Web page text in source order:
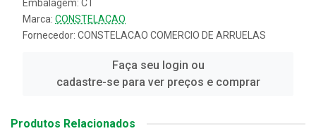
Embalagem: CT
Marca: CONSTELACAO
Fornecedor: CONSTELACAO COMERCIO DE ARRUELAS
Faça seu login ou
cadastre-se para ver preços e comprar
Produtos Relacionados